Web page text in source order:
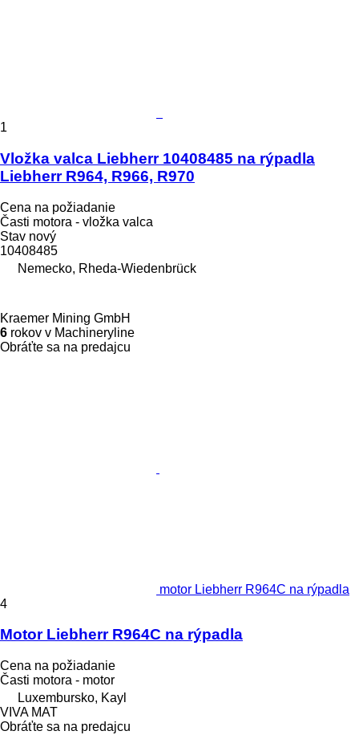
1
Vložka valca Liebherr 10408485 na rýpadla
Liebherr R964, R966, R970
Cena na požiadanie
Časti motora - vložka valca
Stav nový
10408485
Nemecko, Rheda-Wiedenbrück
Kraemer Mining GmbH
6 rokov v Machineryline
Obráťte sa na predajcu
motor Liebherr R964C na rýpadla
4
Motor Liebherr R964C na rýpadla
Cena na požiadanie
Časti motora - motor
Luxembursko, Kayl
VIVA MAT
Obráťte sa na predajcu